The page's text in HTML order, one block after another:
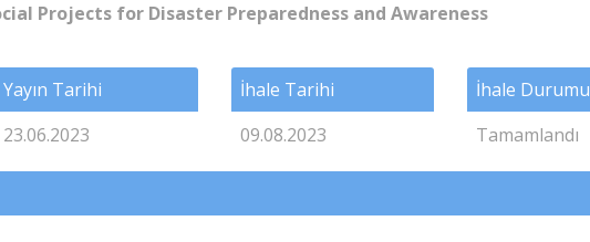
Projects for Disaster Preparedness and Awareness
Yayın Tarihi
23.06.2023
İhale Tarihi
09.08.2023
İhale Durumu
Tamamlandı